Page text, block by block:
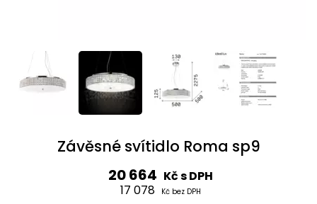
Závěsné svítidlo Roma sp9
20 664 Kč s DPH
17 078
Kč bez DPH